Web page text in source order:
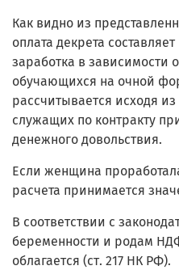
Как видно из
оплата декрета
заработка в зависимости
обучающихся на очной
рассчитывается исходя
служащих по контракту
денежного довольствия.
Если женщина
расчета принимается
В соответствии с
беременности и родам
облагается (ст. 217 НК РФ).